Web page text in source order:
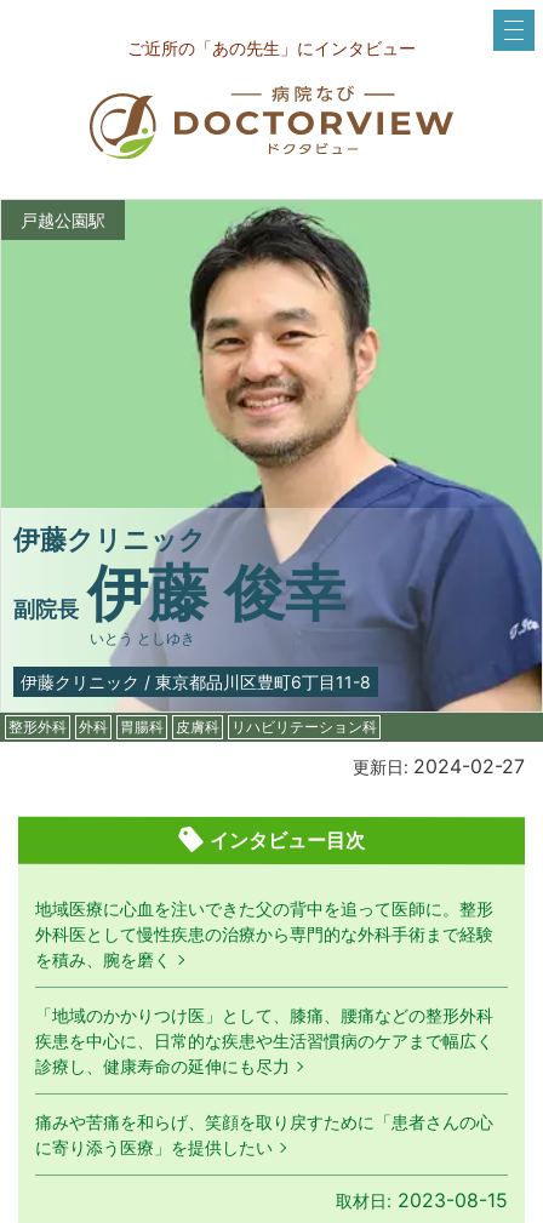
ご近所の「あの先生」にインタビュー
戸越公園駅
伊藤クリニック
副院長 伊藤 俊幸
いとう としゆき
伊藤クリニック / 東京都品川区豊町6丁目11-8
整形外科 外科 胃腸科 皮膚科 リハビリテーション科
更新日: 2024-02-27
インタビュー目次
地域医療に心血を注いできた父の背中を追って医師に。整形
外科医として慢性疾患の治療から専門的な外科手術まで経験
を積み、腕を磨く
「地域のかかりつけ医」として、膝痛、腰痛などの整形外科
疾患を中心に、日常的な疾患や生活習慣病のケアまで幅広く
診療し、健康寿命の延伸にも尽力
痛みや苦痛を和らげ、笑顔を取り戻すために「患者さんの心
に寄り添う医療」を提供したい
取材日: 2023-08-15